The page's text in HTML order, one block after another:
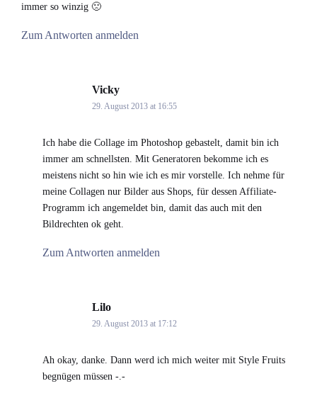
immer so winzig 🙁
Zum Antworten anmelden
Vicky
29. August 2013 at 16:55
Ich habe die Collage im Photoshop gebastelt, damit bin ich
immer am schnellsten. Mit Generatoren bekomme ich es
meistens nicht so hin wie ich es mir vorstelle. Ich nehme für
meine Collagen nur Bilder aus Shops, für dessen Affiliate-
Programm ich angemeldet bin, damit das auch mit den
Bildrechten ok geht.
Zum Antworten anmelden
Lilo
29. August 2013 at 17:12
Ah okay, danke. Dann werd ich mich weiter mit Style Fruits
begnügen müssen -.-